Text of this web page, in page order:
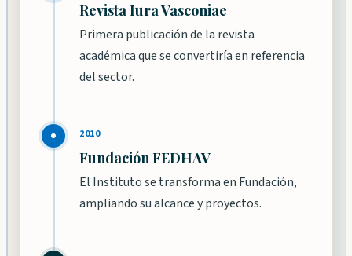
Revista Iura Vasconiae
Primera publicación de la revista
académica que se convertiría en referencia
del sector.
2010
Fundación FEDHAV
El Instituto se transforma en Fundación,
ampliando su alcance y proyectos.